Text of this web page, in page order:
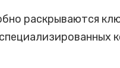
раскрываются